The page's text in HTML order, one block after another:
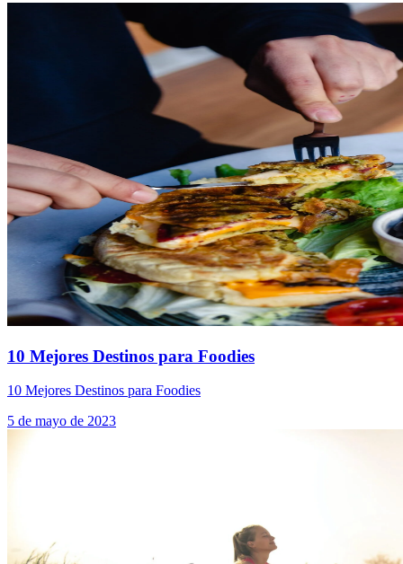
10 Mejores Destinos para Foodies
10 Mejores Destinos para Foodies
5 de mayo de 2023